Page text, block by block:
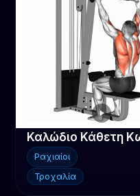
Ραχιαίοι
Τροχαλία